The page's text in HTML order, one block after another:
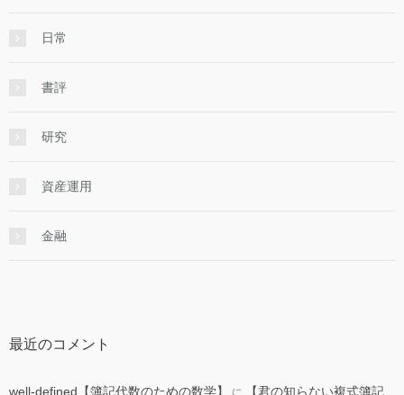
日常
書評
研究
資産運用
金融
最近のコメント
well-defined【簿記代数のための数学】 【君の知らない複式簿記